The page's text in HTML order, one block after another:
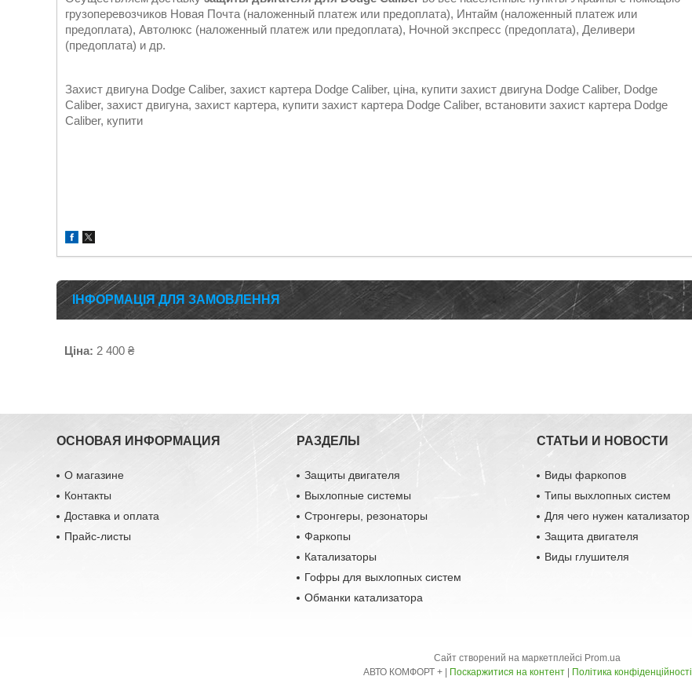
грузоперевозчиков Новая Почта (наложенный платеж или предоплата), Интайм (наложенный платеж или
предоплата), Автолюкс (наложенный платеж или предоплата), Ночной экспресс (предоплата), Деливери
(предоплата) и др.
Захист двигуна Dodge Caliber, захист картера Dodge Caliber, ціна, купити захист двигуна Dodge Caliber, Dodge
Caliber, захист двигуна, захист картера, купити захист картера Dodge Caliber, встановити захист картера Dodge
Caliber, купити
ІНФОРМАЦІЯ ДЛЯ ЗАМОВЛЕННЯ
Ціна: 2 400 ₴
ОСНОВАЯ ИНФОРМАЦИЯ
О магазине
Контакты
Доставка и оплата
Прайс-листы
РАЗДЕЛЫ
Защиты двигателя
Выхлопные системы
Стронгеры, резонаторы
Фаркопы
Катализаторы
Гофры для выхлопных систем
Обманки катализатора
СТАТЬИ И НОВОСТИ
Виды фаркопов
Типы выхлопных систем
Для чего нужен катализатор
Защита двигателя
Виды глушителя
Сайт створений на маркетплейсі Prom.ua
Поскаржитися на контент Політика конфіденційності